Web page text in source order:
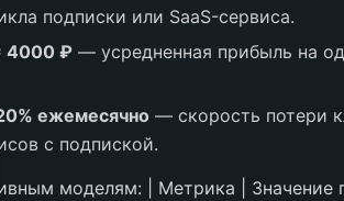
подписки или SaaS-сервиса.
4000 ₽ — усредненная прибыль на
ежемесячно — скорость потери
с подпиской.
моделям: | Метрика | Значение